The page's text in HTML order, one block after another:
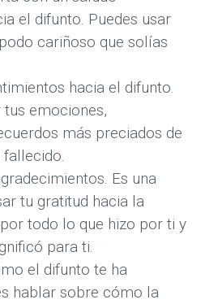
el difunto. Puedes usar
cariñoso que solías
hacia el difunto.
emociones,
más preciados de
Es una
tu gratitud hacia la
todo lo que hizo por ti y
para ti.
el difunto te ha
hablar sobre cómo la